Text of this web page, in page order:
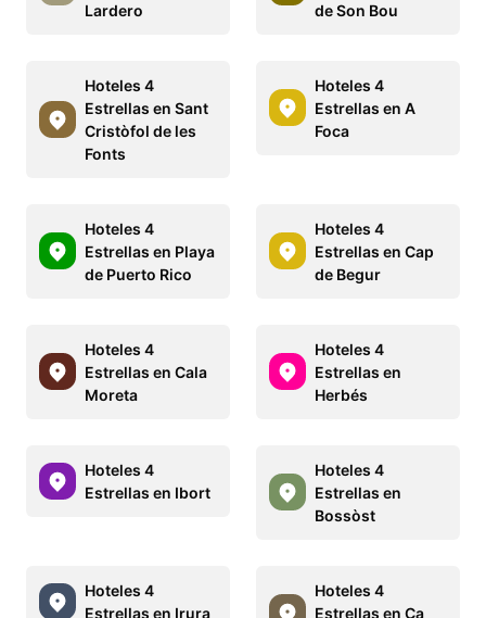
Lardero
de Son Bou
Hoteles 4
Estrellas en Sant
Cristòfol de les
Fonts
Hoteles 4
Estrellas en A
Foca
Hoteles 4
Estrellas en Playa
de Puerto Rico
Hoteles 4
Estrellas en Cap
de Begur
Hoteles 4
Estrellas en Cala
Moreta
Hoteles 4
Estrellas en
Herbés
Hoteles 4
Estrellas en Ibort
Hoteles 4
Estrellas en
Bossòst
Hoteles 4
Estrellas en Irura
Hoteles 4
Estrellas en Ca